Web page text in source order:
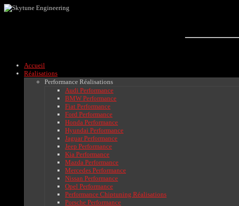
Accueil
Réalisations
Performance Réalisations
Audi Performance
BMW Performance
Fiat Performance
Ford Performance
Honda Performance
Hyundai Performance
Jaguar Performance
Jeep Performance
Kia Performance
Mazda Performance
Mercedes Performance
Nissan Performance
Opel Performance
Performance Chiptuning Réalisations
Porsche Performance